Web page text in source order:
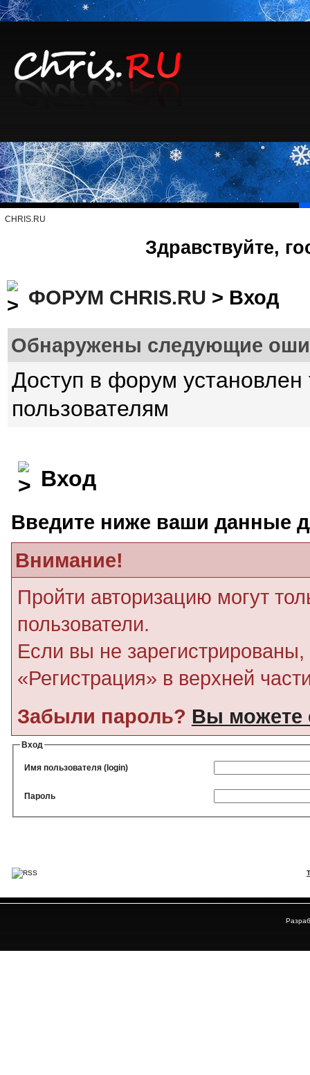
CHRIS.RU
Здравствуйте,
ФОРУМ CHRIS.RU > Вход
Обнаружены следующие
Доступ в форум
пользователям
Вход
Введите ниже ваши данные
Внимание!
Пройти авторизацию могут
пользователи.
Если вы не
«Регистрация» в верхней
Забыли пароль? Вы можете
Вход
Имя пользователя (login)
Пароль